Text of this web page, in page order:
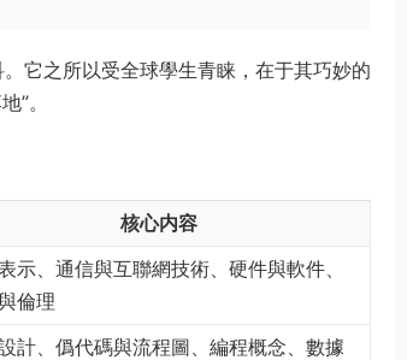
它之所以受全球學生青睐，在于其巧妙的
”。
核心内容
示、通信與互聯網技術、硬件與軟件、
倫理
計、僞代碼與流程圖、編程概念、數據